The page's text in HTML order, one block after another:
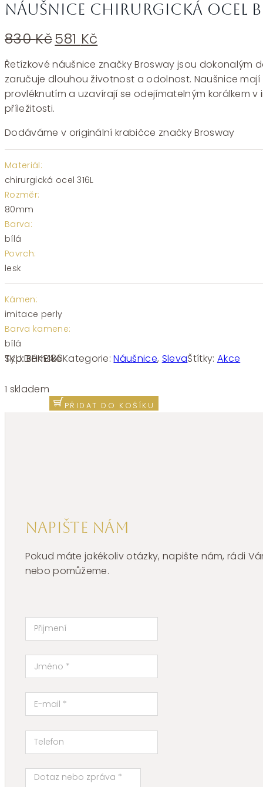
Náušnice chirurgická ocel
830KčPůvodní
cena
byla:
830 Kč.
581 Kč
cena
je:
581 Kč.
Řetízkové náušnice značky Brosway jsou dokonalým
zaručuje dlouhou životnost a odolnost. Naušnice
provléknutím a uzavírají se odejímatelným korálkem
příležitosti.
Dodáváme v originální krabičce značky Brosway
Materiál:
chirurgická ocel 316L
Rozměr:
80mm
Barva:
bílá
Povrch:
lesk
Kámen:
imitace perly
Barva kamene:
bílá
SKU:BHKE186Kategorie:Náušnice, SlevaŠtítky: Akce
Typ:Dámské
1 sklademchirurgická
ocelPŘIDAT DO KOŠÍKU
Napište nám
Pokud máte jakékoliv otázky, napište nám, rádi
nebo pomůžeme.